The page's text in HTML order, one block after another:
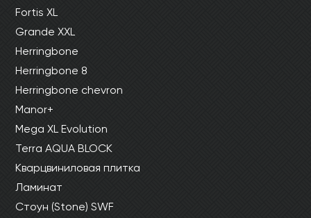
Fortis XL
Grande XXL
Herringbone
Herringbone 8
Herringbone chevron
Manor+
Mega XL Evolution
Terra AQUA BLOCK
Кварцвиниловая плитка
Ламинат
Стоун (Stone) SWF